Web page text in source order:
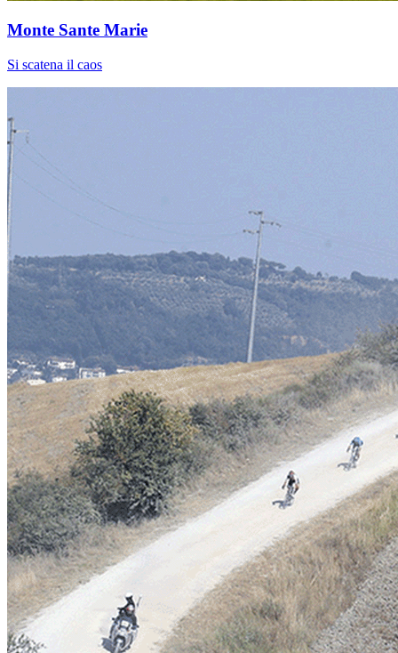
Monte Sante Marie
Si scatena il caos